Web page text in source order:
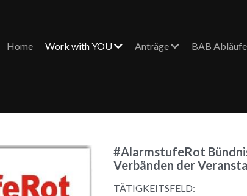
Home Work with YOU Anträge BAB Abläufe
#AlarmstufeRot
Verbänden der
TÄTIGKEITSFELD: